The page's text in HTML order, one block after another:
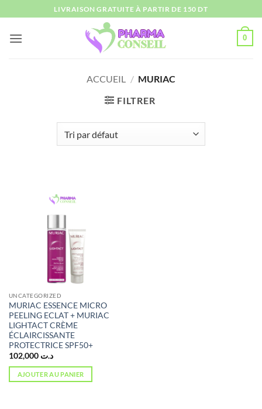
au
contenu
LIVRAISON GRATUITE À PARTIR DE 150 DT
0
ACCUEIL / MURIAC
FILTRER
UNCATEGORIZED
MURIAC ESSENCE MICRO
PEELING ECLAT + MURIAC
LIGHTACT CRÈME
ÉCLAIRCISSANTE
PROTECTRICE SPF50+
د.ت 102,000
AJOUTER AU PANIER